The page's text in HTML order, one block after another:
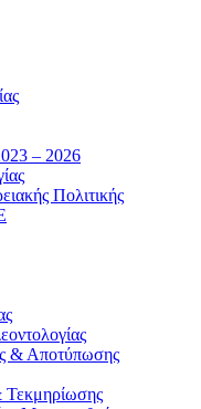
– 2026
Πολιτικής
& Αποτύπωσης